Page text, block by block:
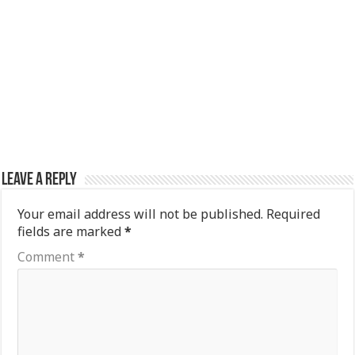
Leave a Reply
Your email address will not be published. Required
fields are marked*
Comment*